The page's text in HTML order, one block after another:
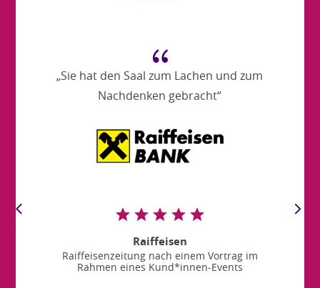
{
„Sie hat den Saal zum Lachen und zum
Nachdenken gebracht“
Raiffeisen
Raiffeisenzeitung nach einem Vortrag im
Rahmen eines Kund*innen-Events